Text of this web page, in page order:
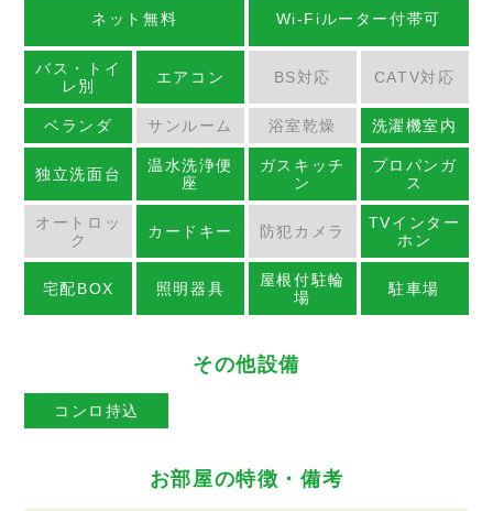
ネット無料 Wi-Fiルーター付帯可
バス・トイ
レ別
エアコン BS対応 CATV対応
ベランダ サンルーム 浴室乾燥 洗濯機室内
独立洗面台
温水洗浄便
座
ガスキッチ
ン
プロパンガ
ス
オートロッ
ク
カードキー 防犯カメラ
TVインター
ホン
宅配BOX 照明器具
屋根付駐輪
場
駐車場
その他設備
コンロ持込
お部屋の特徴・備考